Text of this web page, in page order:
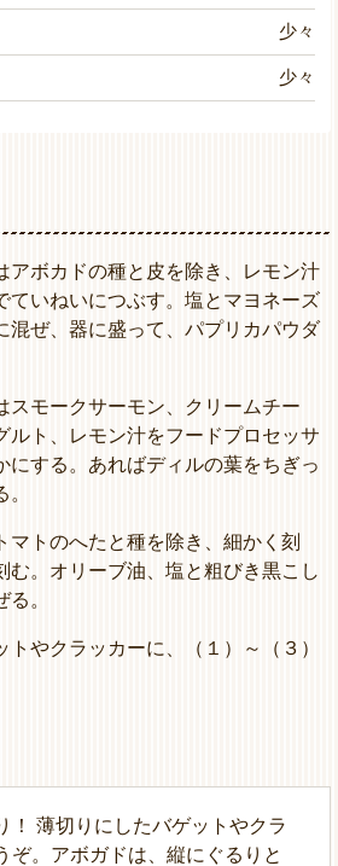
少々
少々
アボカドの種と皮を除き、レモン汁
ていねいにつぶす。塩とマヨネーズ
混ぜ、器に盛って、パプリカパウダ
スモークサーモン、クリームチー
ルト、レモン汁をフードプロセッサ
にする。あればディルの葉をちぎっ
マトのへたと種を除き、細かく刻
む。オリーブ油、塩と粗びき黒こし
。
やクラッカーに、（１）～（３）
！ 薄切りにしたバゲットやクラ
ぞ。アボガドは、縦にぐるりと